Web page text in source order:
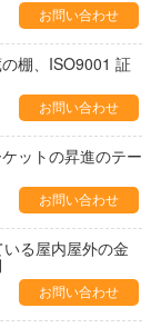
お問い合わせ
棚、ISO9001 証
お問い合わせ
ットの昇進のテー
お問い合わせ
る屋内屋外の金
お問い合わせ